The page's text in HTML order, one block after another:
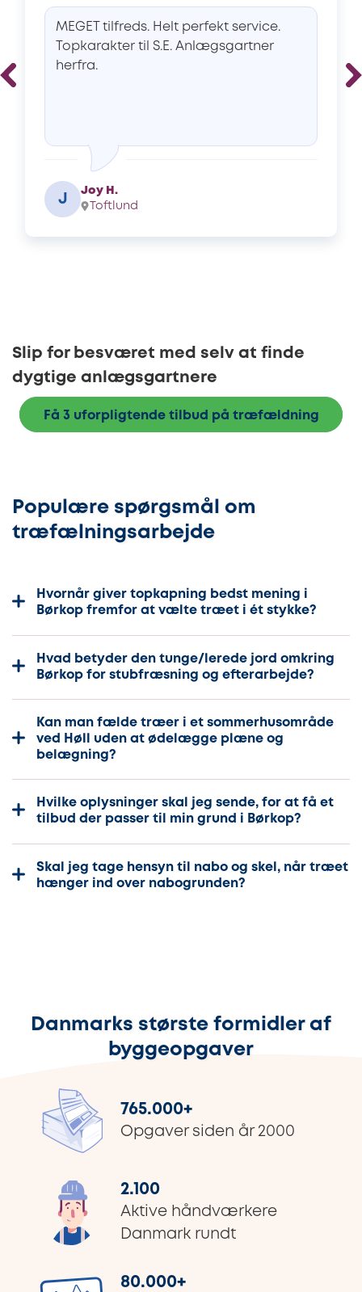
MEGET tilfreds. Helt perfekt service.
Topkarakter til S.E. Anlægsgartner
herfra.
J
Joy H.
Toftlund
Slip for besværet med selv at finde
dygtige anlægsgartnere
Få 3 uforpligtende tilbud på træfældning
Populære spørgsmål om
træfælningsarbejde
Hvornår giver topkapning bedst mening i
Børkop fremfor at vælte træet i ét stykke?
Hvad betyder den tunge/lerede jord omkring
Børkop for stubfræsning og efterarbejde?
Kan man fælde træer i et sommerhusområde
ved Høll uden at ødelægge plæne og
belægning?
Hvilke oplysninger skal jeg sende, for at få et
tilbud der passer til min grund i Børkop?
Skal jeg tage hensyn til nabo og skel, når træet
hænger ind over nabogrunden?
Danmarks største formidler af
byggeopgaver
765.000+
Opgaver siden år 2000
2.100
Aktive håndværkere
Danmark rundt
80.000+